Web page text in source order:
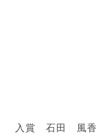
入賞 石田 風香